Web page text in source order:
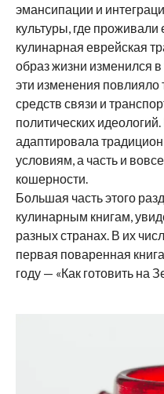
эмансипации и
культуры, где
кулинарная еврейская
образ жизни изменился
эти изменения повлияло
средств связи и
политических
адаптировала
условиям, а часть и
кошерности.
Большая часть этого
кулинарным книгам,
разных странах. В их
первая поваренная
году — «Как готовить на